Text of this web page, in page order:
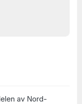
av Nord-